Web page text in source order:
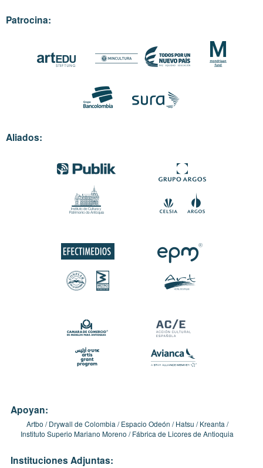
Patrocina:
Aliados:
Apoyan:
Artbo Drywall de Colombia Espacio Odeón Hatsu
Kreanta
Instituto Superio Mariano Moreno
Fábrica de Licores de Antioquia
Instituciones Adjuntas: